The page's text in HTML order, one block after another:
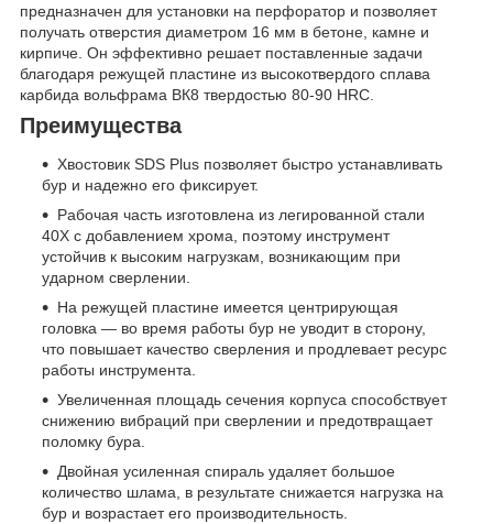
предназначен для установки на перфоратор и позволяет
получать отверстия диаметром 16 мм в бетоне, камне и
кирпиче. Он эффективно решает поставленные задачи
благодаря режущей пластине из высокотвердого сплава
карбида вольфрама ВК8 твердостью 80-90 HRC.
Преимущества
Хвостовик SDS Plus позволяет быстро устанавливать
бур и надежно его фиксирует.
Рабочая часть изготовлена из легированной стали
40Х с добавлением хрома, поэтому инструмент
устойчив к высоким нагрузкам, возникающим при
ударном сверлении.
На режущей пластине имеется центрирующая
головка — во время работы бур не уводит в сторону,
что повышает качество сверления и продлевает ресурс
работы инструмента.
Увеличенная площадь сечения корпуса способствует
снижению вибраций при сверлении и предотвращает
поломку бура.
Двойная усиленная спираль удаляет большое
количество шлама, в результате снижается нагрузка на
бур и возрастает его производительность.